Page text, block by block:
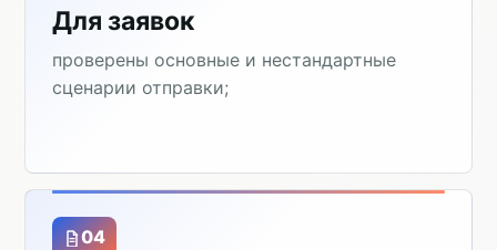
Для заявок
проверены основные и нестандартные
сценарии отправки;
04